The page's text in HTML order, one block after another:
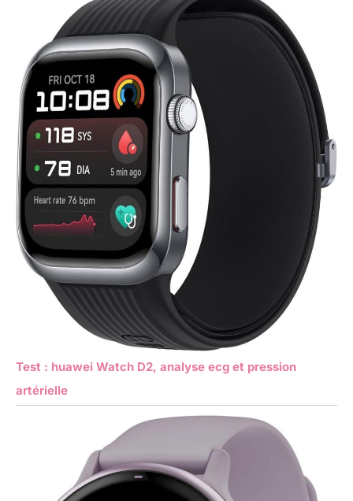
secteur. Une tranquillité d'esprit
garantie pour un achat sans
aucun risque.
Test : huawei Watch D2, analyse ecg et pression
artérielle